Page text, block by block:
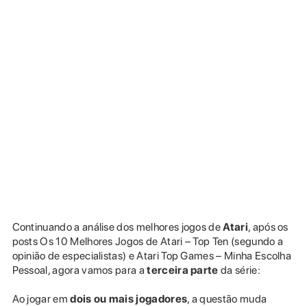
Continuando a análise dos melhores jogos deAtari, após os
posts Os 10 Melhores Jogos de Atari – Top Ten (segundo a
opinião de especialistas) e Atari Top Games – Minha Escolha
Pessoal, agora vamos para aterceira parte da série:
Ao jogar emdois ou mais jogadores, a questão muda